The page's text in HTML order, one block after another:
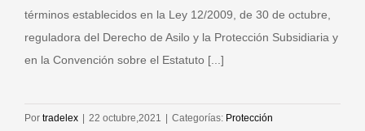
términos establecidos en la Ley 12/2009, de 30 de octubre,
regu­ladora del Derecho de Asilo y la Protección Subsidiaria y
en la Convención sobre el Estatuto [...]
Por tradelex 22 octubre,2021 Categorías: Protección